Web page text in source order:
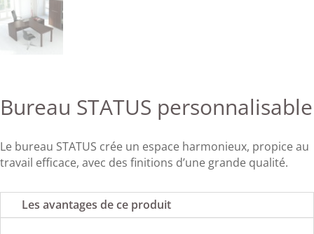
Bureau STATUS personnalisable
Le bureau STATUS crée un espace harmonieux, propice au
travail efficace, avec des finitions d’une grande qualité.
Les avantages de ce produit